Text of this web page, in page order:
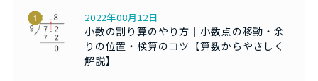
2022年08月12日
小数の割り算のやり方｜小数点の移動・余
りの位置・検算のコツ【算数からやさしく
解説】